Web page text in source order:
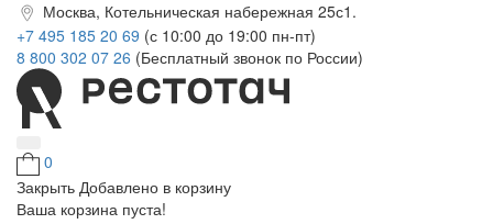
Москва, Котельническая набережная 25с1.
+7 495 185 20 69 (с 10:00 до 19:00 пн-пт)
8 800 302 07 26 (Бесплатный звонок по России)
0
Закрыть Добавлено в корзину
Ваша корзина пуста!